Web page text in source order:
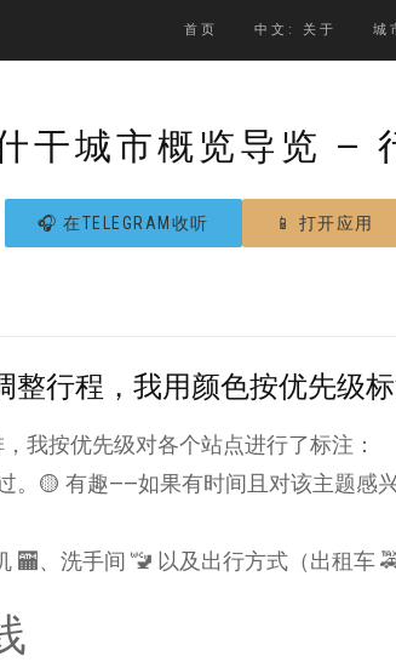
首页 中文: 关于 城
干城市概览导览 —
🎧 在TELEGRAM收听 📱 打开应用
整行程，我用颜色按优先级标
我按优先级对各个站点进行了标注：
。🟡 有趣——如果有时间且对该主题感
、洗手间 🚾 以及出行方式（出租车